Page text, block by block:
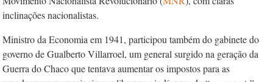
inclinações nacionalistas.
Ministro da Economia em 1941, participou também do gabinete do
governo de Gualberto Villarroel, um general surgido na geração da
Guerra do Chaco que tentava aumentar os impostos para as